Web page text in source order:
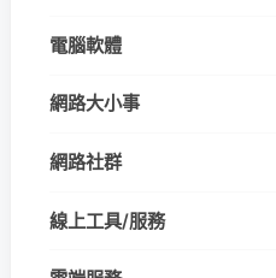
電腦軟體
網路大小事
網路社群
線上工具/服務